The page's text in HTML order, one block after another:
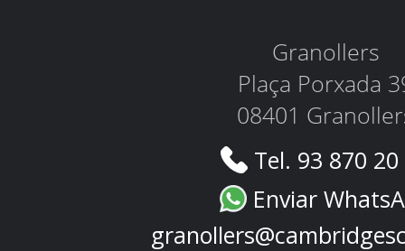
Granollers
Plaça Porxada
08401
Tel. 93 870
Enviar